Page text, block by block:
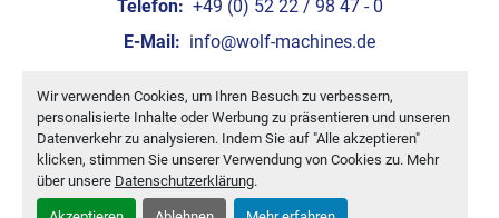
Wir verwenden Cookies, um Ihren Besuch zu verbessern,
personalisierte Inhalte oder Werbung zu präsentieren und unseren
Datenverkehr zu analysieren. Indem Sie auf "Alle akzeptieren"
klicken, stimmen Sie unserer Verwendung von Cookies zu. Mehr
über unsere Datenschutzerklärung.
Telefon: +49 (0) 52 22 / 98 47 - 0
E-Mail: info@wolf-machines.de
Cookie-Einstellungen
Machinio System-Website vonMachinio